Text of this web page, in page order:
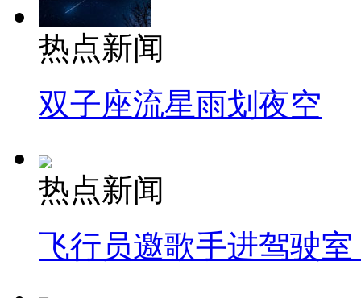
热点新闻
双子座流星雨划夜空
热点新闻
飞行员邀歌手进驾驶